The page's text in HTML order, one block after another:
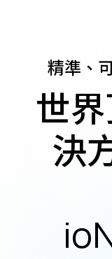
精準、
世
決